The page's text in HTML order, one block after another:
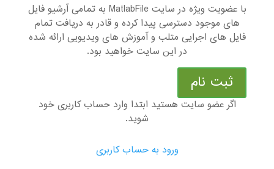
با عضویت ویژه در سایت MatlabFile به تمامی آرشیو فایل
های موجود دسترسی پیدا کرده و قادر به دریافت تمام
فایل های اجرایی متلب و آموزش های ویدیویی ارائه شده
در این سایت خواهید بود.
ثبت نام
اگر عضو سایت هستید ابتدا وارد حساب کاربری خود
شوید.
ورود به حساب کاربری